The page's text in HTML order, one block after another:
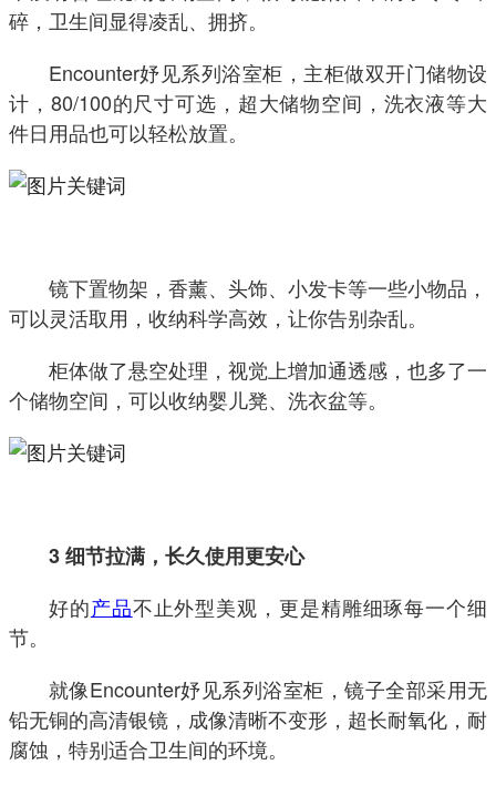
碎，卫生间显得凌乱、拥挤。
Encounter妤见系列浴室柜，主柜做双开门储物设
计，80/100的尺寸可选，超大储物空间，洗衣液等大
件日用品也可以轻松放置。
镜下置物架，香薰、头饰、小发卡等一些小物品，
可以灵活取用，收纳科学高效，让你告别杂乱。
柜体做了悬空处理，视觉上增加通透感，也多了一
个储物空间，可以收纳婴儿凳、洗衣盆等。
3 细节拉满，长久使用更安心
好的产品不止外型美观，更是精雕细琢每一个细
节。
就像Encounter妤见系列浴室柜，镜子全部采用无
铅无铜的高清银镜，成像清晰不变形，超长耐氧化，耐
腐蚀，特别适合卫生间的环境。